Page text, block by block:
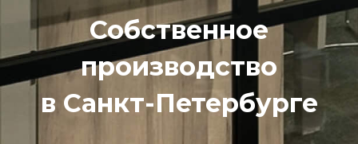
Собственное
производство
в Санкт-Петербурге